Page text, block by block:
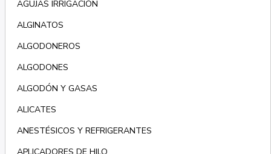
AGUJAS IRRIGACIÓN
ALGINATOS
ALGODONEROS
ALGODONES
ALGODÓN Y GASAS
ALICATES
ANESTÉSICOS Y REFRIGERANTES